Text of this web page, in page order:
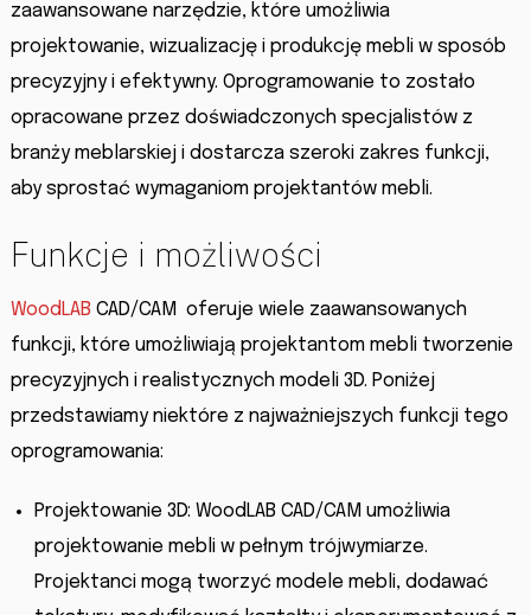
zaawansowane narzędzie, które umożliwia
projektowanie, wizualizację i produkcję mebli w sposób
precyzyjny i efektywny. Oprogramowanie to zostało
opracowane przez doświadczonych specjalistów z
branży meblarskiej i dostarcza szeroki zakres funkcji,
aby sprostać wymaganiom projektantów mebli.
Funkcje i możliwości
WoodLAB CAD/CAM oferuje wiele zaawansowanych
funkcji, które umożliwiają projektantom mebli tworzenie
precyzyjnych i realistycznych modeli 3D. Poniżej
przedstawiamy niektóre z najważniejszych funkcji tego
oprogramowania:
Projektowanie 3D: WoodLAB CAD/CAM umożliwia
projektowanie mebli w pełnym trójwymiarze.
Projektanci mogą tworzyć modele mebli, dodawać